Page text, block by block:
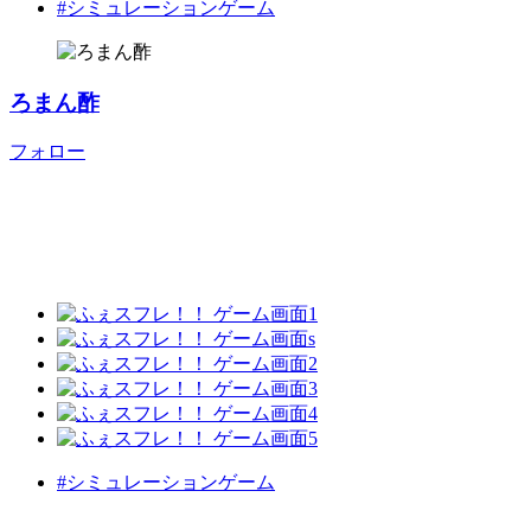
#シミュレーションゲーム
ろまん酢
フォロー
#シミュレーションゲーム